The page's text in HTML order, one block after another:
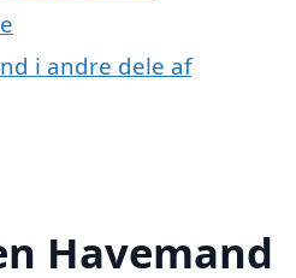
i andre dele af
Havemand